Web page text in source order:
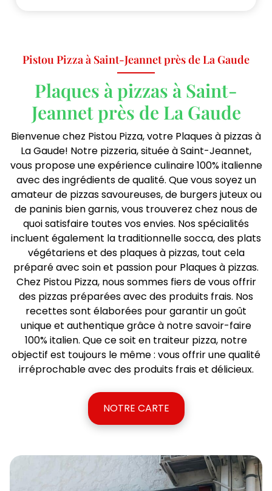
Pistou Pizza à Saint-Jeannet près de La Gaude
Plaques à pizzas à Saint-
Jeannet près de La Gaude
Bienvenue chez Pistou Pizza, votre Plaques à pizzas à
La Gaude! Notre pizzeria, située à Saint-Jeannet,
vous propose une expérience culinaire 100% italienne
avec des ingrédients de qualité. Que vous soyez un
amateur de pizzas savoureuses, de burgers juteux ou
de paninis bien garnis, vous trouverez chez nous de
quoi satisfaire toutes vos envies. Nos spécialités
incluent également la traditionnelle socca, des plats
végétariens et des plaques à pizzas, tout cela
préparé avec soin et passion pour Plaques à pizzas.
Chez Pistou Pizza, nous sommes fiers de vous offrir
des pizzas préparées avec des produits frais. Nos
recettes sont élaborées pour garantir un goût
unique et authentique grâce à notre savoir-faire
100% italien. Que ce soit en traiteur pizza, notre
objectif est toujours le même : vous offrir une qualité
irréprochable avec des produits frais et délicieux.
NOTRE CARTE